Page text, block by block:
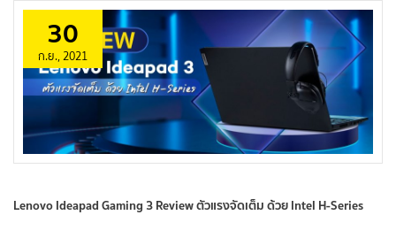
30
ก.ย., 2021
Lenovo Ideapad Gaming 3 Review ตัวแรงจัดเต็ม ด้วย Intel H-Series